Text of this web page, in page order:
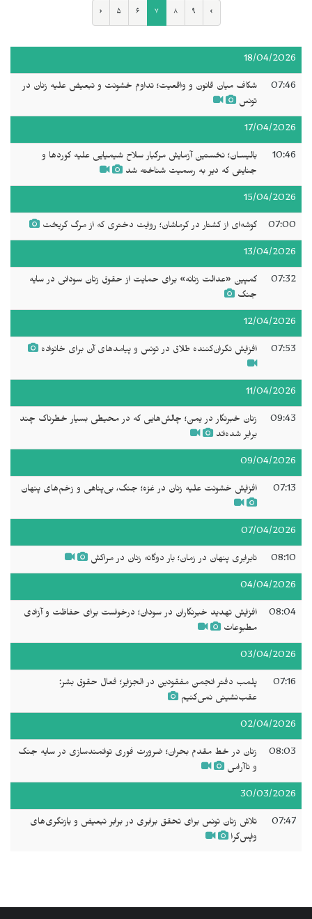
‹ ۵ ۶ ۷ ۸ ۹ ›
18/04/2026
07:46
شکاف میان قانون و واقعیت؛ تداوم خشونت و تبعیض علیه زنان در
تونس
17/04/2026
10:46
بالیسـان؛ نخستین آزمایش مرگبار سلاح شیمیایی علیه کوردها و
جنایتی که دیر به رسمیت شناخته شد
15/04/2026
07:00 گوشه‌ای از کشتار در کرماشان؛ روایت دختری که از مرگ گریخت
13/04/2026
07:32
کمپین «عدالت زنانه» برای حمایت از حقوق زنان سودانی در سایه
جنگ
12/04/2026
07:53 افزایش نگران‌کننده طلاق در تونس و پیامدهای آن برای خانواده
11/04/2026
09:43
زنان خبرنگار در یمن؛ چالش‌هایی که در محیطی بسیار خطرناک چند
برابر شده‌اند
09/04/2026
07:13 افزایش خشونت علیه زنان در غزه؛ جنگ، بی‌پناهی و زخم‌های پنهان
07/04/2026
08:10 نابرابری پنهان در زمان؛ بار دوگانه زنان در مراکش
04/04/2026
08:04
افزایش تهدید خبرنگاران در سودان؛ درخواست برای حفاظت و آزادی
مطبوعات
03/04/2026
07:16
پلمب دفتر انجمن مفقودین در الجزایر؛ فعال حقوق بشر:
عقب‌نشینی نمی‌کنیم
02/04/2026
08:03
زنان در خط مقدم بحران؛ ضرورت فوری توانمندسازی در سایه جنگ
و ناآرامی
30/03/2026
07:47
تلاش زنان تونس برای تحقق برابری در برابر تبعیض و بازنگری‌های
واپس‌گرا